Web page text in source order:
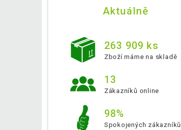
Aktuálně
263 909 ks
Zboží máme na skladě
13
Zákazníků online
98%
Spokojených zákazníků